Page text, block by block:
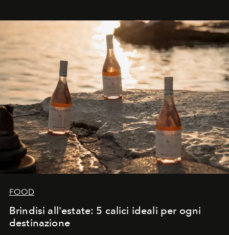
FOOD
Brindisi all'estate: 5 calici ideali per ogni
destinazione